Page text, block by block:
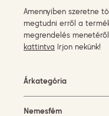
Amennyiben szeretne
megtudni erről a
megrendelés
kattintva írjon nekünk!
Árkategória
Nemesfém